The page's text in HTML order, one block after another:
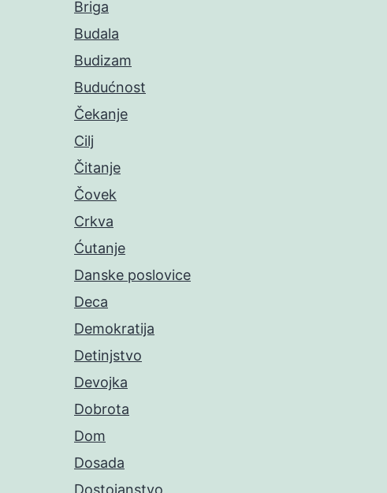
Briga
Budala
Budizam
Budućnost
Čekanje
Cilj
Čitanje
Čovek
Crkva
Ćutanje
Danske poslovice
Deca
Demokratija
Detinjstvo
Devojka
Dobrota
Dom
Dosada
Dostojanstvo